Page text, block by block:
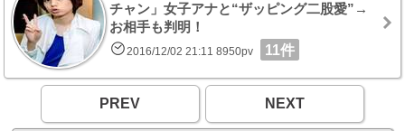
チャン」女子アナと“ザッピング二股愛”→
お相手も判明！
2016/12/02 21:11 8950pv 11件
PREV NEXT